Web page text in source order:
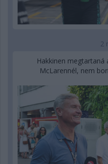
2
Hakkinen
McLarennél, nem